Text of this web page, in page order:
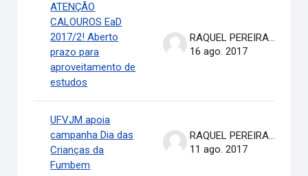
ATENÇÃO
CALOUROS EaD
2017/2! Aberto
prazo para
aproveitamento de
estudos
RAQUEL PEREIRA DE ARRUDA
16 ago. 2017
UFVJM apoia
campanha Dia das
Crianças da
Fumbem
RAQUEL PEREIRA DE ARRUDA
11 ago. 2017